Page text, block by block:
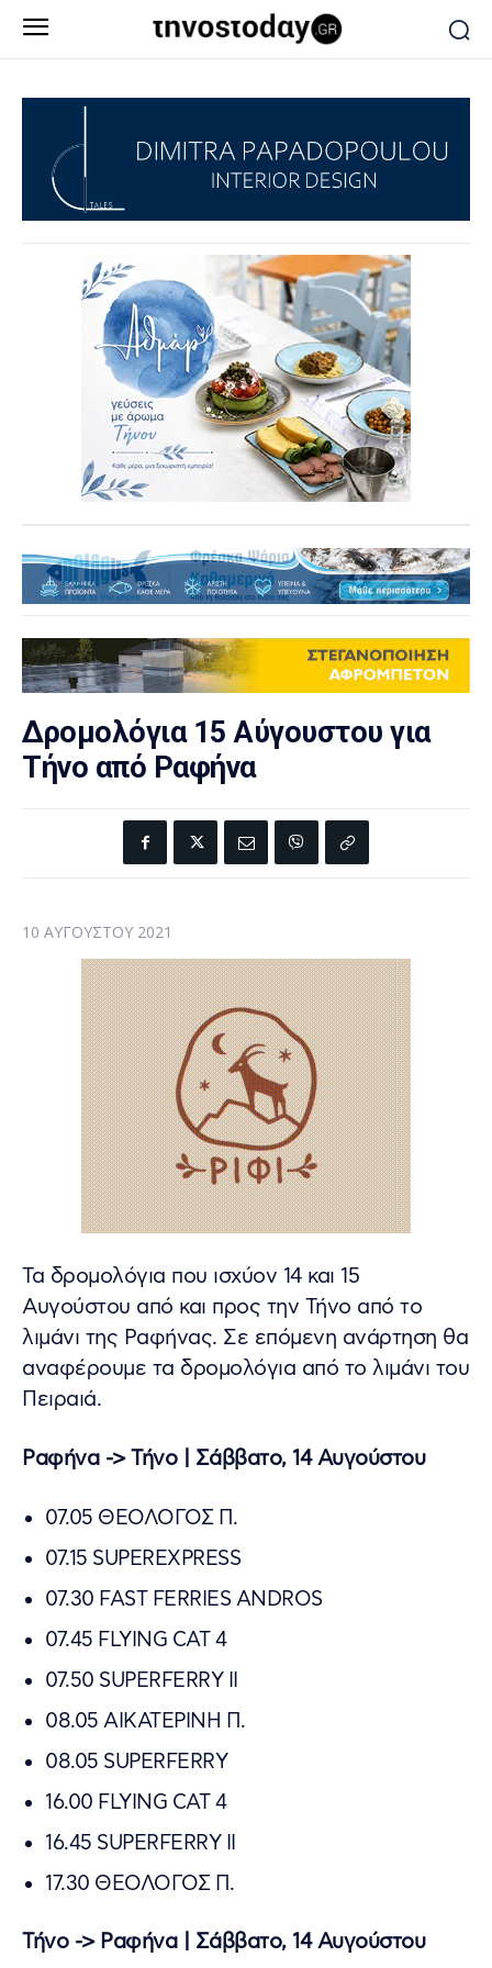
Δρομολόγια 15 Αύγουστου για
Τήνο από Ραφήνα
10 ΑΥΓΟΎΣΤΟΥ 2021
Τα δρομολόγια που ισχύον 14 και 15
Αυγούστου από και προς την Τήνο από το
λιμάνι της Ραφήνας. Σε επόμενη ανάρτηση θα
αναφέρουμε τα δρομολόγια από το λιμάνι του
Πειραιά.
Ραφήνα -> Τήνο | Σάββατο, 14 Αυγούστου
07.05 ΘΕΟΛΟΓΟΣ Π.
07.15 SUPEREXPRESS
07.30 FAST FERRIES ANDROS
07.45 FLYING CAT 4
07.50 SUPERFERRY II
08.05 ΑΙΚΑΤΕΡΙΝΗ Π.
08.05 SUPERFERRY
16.00 FLYING CAT 4
16.45 SUPERFERRY II
17.30 ΘΕΟΛΟΓΟΣ Π.
Τήνο -> Ραφήνα | Σάββατο, 14 Αυγούστου